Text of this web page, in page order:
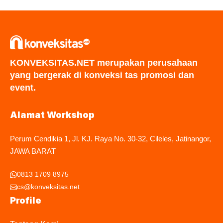
KONVEKSITAS.NET merupakan perusahaan
yang bergerak di konveksi tas promosi dan
event.
Alamat Workshop
Perum Cendikia 1, Jl. KJ. Raya No. 30-32, Cileles, Jatinangor,
JAWA BARAT
0813 1709 8975
cs@konveksitas.net
Profile